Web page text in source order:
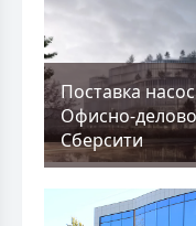
Поставка
Офисно-
Сберсити